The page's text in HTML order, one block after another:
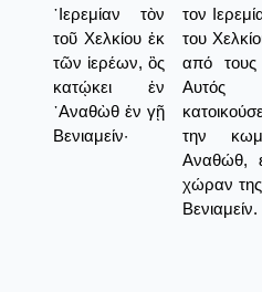
῾Ιερεμίαν τὸν
τοῦ Χελκίου ἐκ
τῶν ἱερέων, ὃς
κατῴκει ἐν
᾿Αναθὼθ ἐν γῇ
Βενιαμείν·
τον
του
από τους
Αυτός
την
Αναθώθ,
χώραν
Βενιαμείν.